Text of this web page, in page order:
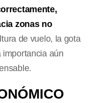
zonas no
de vuelo, la gota
aún